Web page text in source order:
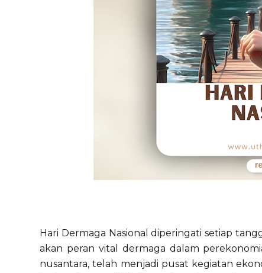
Hari Dermaga Nasional diperingati setiap
akan peran vital dermaga dalam
nusantara, telah menjadi pusat kegiatan